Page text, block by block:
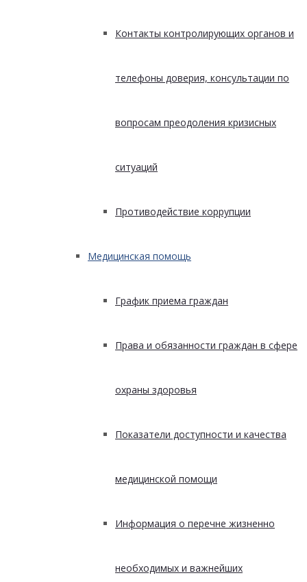
Контакты контролирующих органов и
телефоны доверия, консультации по
вопросам преодоления кризисных
ситуаций
Противодействие коррупции
Медицинская помощь
График приема граждан
Права и обязанности граждан в сфере
охраны здоровья
Показатели доступности и качества
медицинской помощи
Информация о перечне жизненно
необходимых и важнейших